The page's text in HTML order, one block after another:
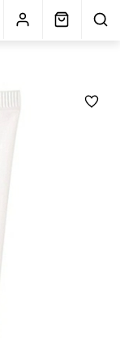
gratis Blog